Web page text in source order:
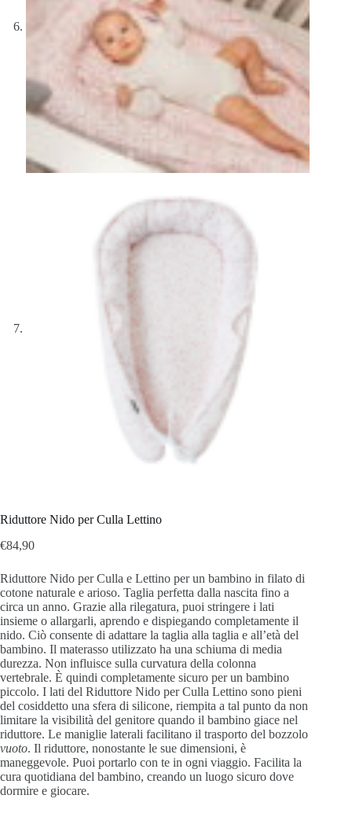
Riduttore Nido per Culla Lettino
€84,90
Riduttore Nido per Culla e Lettino per un bambino in filato di
cotone naturale e arioso. Taglia perfetta dalla nascita fino a
circa un anno. Grazie alla rilegatura, puoi stringere i lati
insieme o allargarli, aprendo e dispiegando completamente il
nido. Ciò consente di adattare la taglia alla taglia e all’età del
bambino. Il materasso utilizzato ha una schiuma di media
durezza. Non influisce sulla curvatura della colonna
vertebrale. È quindi completamente sicuro per un bambino
piccolo. I lati del Riduttore Nido per Culla Lettino sono pieni
del cosiddetto una sfera di silicone, riempita a tal punto da non
limitare la visibilità del genitore quando il bambino giace nel
riduttore. Le maniglie laterali facilitano il trasporto del bozzolo
vuoto. Il riduttore, nonostante le sue dimensioni, è
maneggevole. Puoi portarlo con te in ogni viaggio. Facilita la
cura quotidiana del bambino, creando un luogo sicuro dove
dormire e giocare.